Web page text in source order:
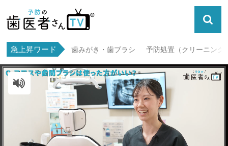
急上昇ワード 歯みがき・歯ブラシ 予防処置（クリーニング
ミュート解除